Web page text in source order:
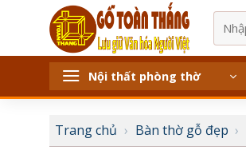
kiếm:
Nội thất phòng thờ
Trang chủ › Bàn thờ gỗ đẹp ›